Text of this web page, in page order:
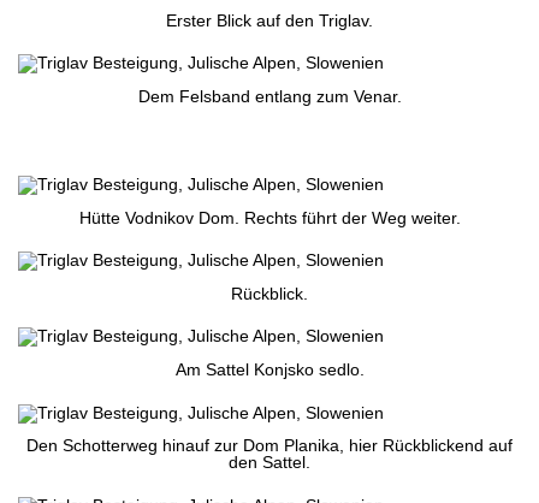
Erster Blick auf den Triglav.
Dem Felsband entlang zum Venar.
Hütte Vodnikov Dom. Rechts führt der Weg weiter.
Rückblick.
Am Sattel Konjsko sedlo.
Den Schotterweg hinauf zur Dom Planika, hier Rückblickend auf
den Sattel.